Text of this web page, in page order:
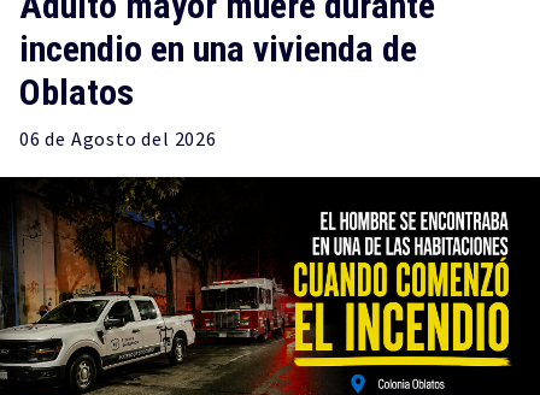
incendio en una vivienda de
Oblatos
06 de Agosto del 2026